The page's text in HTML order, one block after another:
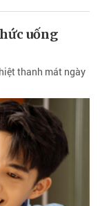
uống
thanh mát ngày